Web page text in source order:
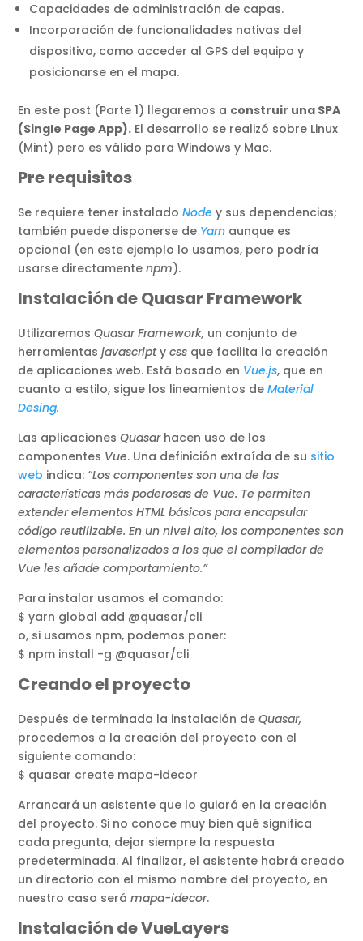
Capacidades de administración de capas.
Incorporación de funcionalidades nativas del
dispositivo, como acceder al GPS del equipo y
posicionarse en el mapa.
En este post (Parte 1) llegaremos a construir una SPA
(Single Page App). El desarrollo se realizó sobre Linux
(Mint) pero es válido para Windows y Mac.
Pre requisitos
Se requiere tener instaladoNode y sus dependencias;
también puede disponerse de Yarn aunque es
opcional (en este ejemplo lo usamos, pero podría
usarse directamentenpm).
Instalación de Quasar Framework
UtilizaremosQuasar Framework, un conjunto de
herramientasjavascriptycss que facilita la creación
de aplicaciones web. Está basado en Vue.js, que en
cuanto a estilo, sigue los lineamientos deMaterial
Desing.
Las aplicacionesQuasarhacen uso de los
componentes Vue. Una definición extraída de su sitio
web indica: “Los componentes son una de las
características más poderosas de Vue. Te permiten
extender elementos HTML básicos para encapsular
código reutilizable. En un nivel alto, los componentes son
elementos personalizados a los que el compilador de
Vue les añade comportamiento.”
Para instalar usamos el comando:
$ yarn global add @quasar/cli
o, si usamos npm, podemos poner:
$ npm install -g @quasar/cli
Creando el proyecto
Después de terminada la instalación deQuasar,
procedemos a la creación del proyecto con el
siguiente comando:
$ quasar create mapa-idecor
Arrancará un asistente que lo guiará en la creación
del proyecto. Si no conoce muy bien qué significa
cada pregunta, dejar siempre la respuesta
predeterminada. Al finalizar, el asistente habrá creado
un directorio con el mismo nombre del proyecto, en
nuestro caso serámapa-idecor.
Instalación de VueLayers